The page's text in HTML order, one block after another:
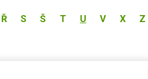
Ř S Š T U V X Z